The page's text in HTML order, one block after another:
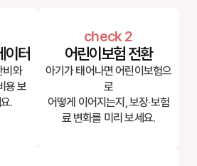
이터
비와
용 보
.
check 2
어린이보험 전환
아기가 태어나면 어린이보험으
로
어떻게 이어지는지, 보장·보험
료 변화를 미리 보세요.